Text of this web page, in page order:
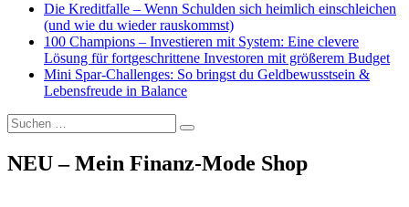
Die Kreditfalle – Wenn Schulden sich heimlich einschleichen
(und wie du wieder rauskommst)
100 Champions – Investieren mit System: Eine clevere
Lösung für fortgeschrittene Investoren mit größerem Budget
Mini Spar-Challenges: So bringst du Geldbewusstsein &
Lebensfreude in Balance
Suchen
nach:
Suchen
NEU – Mein Finanz-Mode Shop